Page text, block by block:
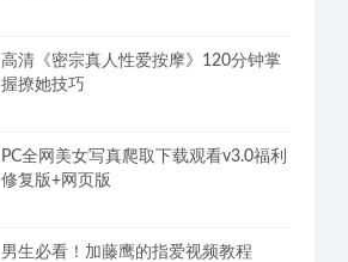
高清《密宗真人性爱按摩》120分钟掌
握撩她技巧
PC全网美女写真爬取下载观看v3.0福利
修复版+网页版
男生必看！加藤鹰的指爱视频教程